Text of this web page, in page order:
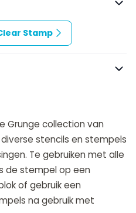
Stamp
Grunge collection van
stencils en stempels
Te gebruiken met alle
de stempel op een
of gebruik een
na gebruik met